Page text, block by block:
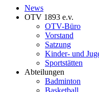
News
OTV 1893 e.v.
OTV-Büro
Vorstand
Satzung
Kinder- und
Sportstätten
Abteilungen
Badminton
Basketball